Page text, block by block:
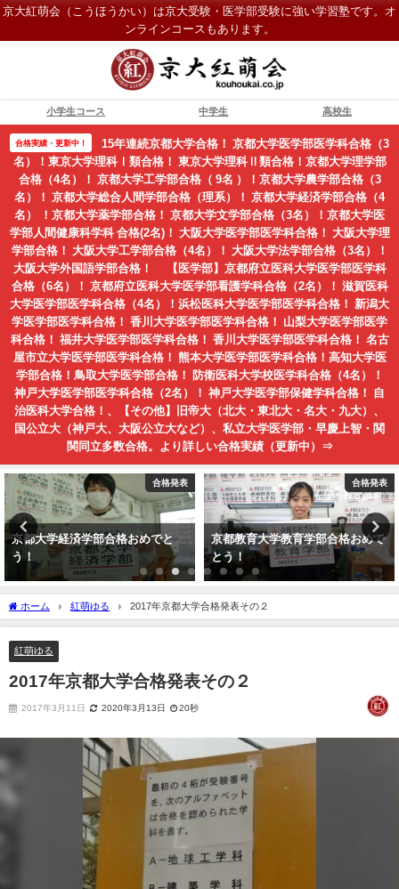
京大紅萌会（こうほうかい）は京大受験・医学部受験に強い学習塾です。オ
ンラインコースもあります。
小学生コース 中学生 高校生
合格実績・更新中！
15年連続京都大学合格！ 京都大学医学部医学科合格（3
名）！東京大学理科Ⅰ類合格！ 東京大学理科Ⅱ類合格！京都大学理学部
合格（4名）！ 京都大学工学部合格（ 9名 ）！京都大学農学部合格（3
名）！ 京都大学総合人間学部合格（理系）！ 京都大学経済学部合格（4
名） ！京都大学薬学部合格！ 京都大学文学部合格（3名）！京都大学医
学部人間健康科学科 合格(2名)！ 大阪大学医学部医学科合格！ 大阪大学理
学部合格！ 大阪大学工学部合格（4名）！ 大阪大学法学部合格（3名）！
大阪大学外国語学部合格！ 【医学部】京都府立医科大学医学部医学科
合格（6名）！ 京都府立医科大学医学部看護学科合格（2名）！ 滋賀医科
大学医学部医学科合格（4名）！浜松医科大学医学部医学科合格！ 新潟大
学医学部医学科合格！ 香川大学医学部医学科合格！ 山梨大学医学部医学
科合格！ 福井大学医学部医学科合格！ 香川大学医学部医学科合格！ 名古
屋市立大学医学部医学科合格！ 熊本大学医学部医学科合格！高知大学医
学部合格！鳥取大学医学部合格！ 防衛医科大学校医学科合格（4名）！
神戸大学医学部医学科合格（2名）！ 神戸大学医学部保健学科合格！ 自
治医科大学合格！、【その他】旧帝大（北大・東北大・名大・九大）、
国公立大（神戸大、大阪公立大など）、私立大学医学部・早慶上智・関
関同立多数合格。より詳しい合格実績（更新中）⇒
合格発表
京都大学経済学部合格おめでと
う！
合格発表
京都教育大学教育学部合格おめで
とう！
ホーム 紅萌ゆる 2017年京都大学合格発表その２
紅萌ゆる
2017年京都大学合格発表その２
2017年3月11日 2020年3月13日 20秒